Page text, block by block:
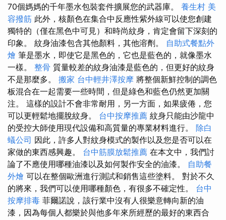
70個媽媽的千年墨水包裝套件擴展您的武器庫。 養生村 美
容撥筋 此外，核顏色在集合中反應性紫外線可以使您創建
獨特的（僅在黑色中可見）和時尚紋身，肯定會留下深刻的
印象。 紋身油漆包含其他顏料，其他溶劑。 自助式餐點外
燴 筆是墨水，即使它是黑色的，它也是藍色的，就像墨水
一樣。 整骨 質量較差的紋身油漆是藍色的，但更好的紋身
不是那麼多。 搬家 台中輕井澤按摩 將整個新鮮控制的調色
板混合在一起需要一些時間，但是綠色和藍色仍然更加關
注。 這樣的設計不會非常耐用，另一方面，如果疲倦，您
可以更輕鬆地擺脫紋身。 台中按摩推薦 紋身只能由沙龍中
的受控大師使用現代設備和高質量的專業材料進行。 除白
蟻公司 因此，許多人對紋身模式的製作以及您是否可以在
家做的東西感興趣。 台中筋膜放鬆推薦 在本文中，我們討
論了不應使用哪種油漆以及如何製作安全的油漆。 自助餐
外燴 可以在整個歐洲進行測試和銷售這些塗料。 對於不久
的將來，我們可以使用哪種顏色，有很多不確定性。 台中
按摩排毒 菲爾諾說，該行業中沒有人很樂意轉向新的油
漆，因為每個人都樂於與他多年來所經歷的最好的東西合